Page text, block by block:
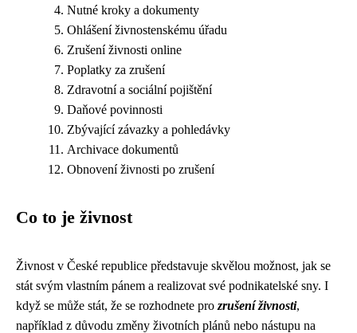
Nutné kroky a dokumenty
Ohlášení živnostenskému úřadu
Zrušení živnosti online
Poplatky za zrušení
Zdravotní a sociální pojištění
Daňové povinnosti
Zbývající závazky a pohledávky
Archivace dokumentů
Obnovení živnosti po zrušení
Co to je živnost
Živnost v České republice představuje skvělou možnost, jak se
stát svým vlastním pánem a realizovat své podnikatelské sny. I
když se může stát, že se rozhodnete pro zrušení živnosti,
například z důvodu změny životních plánů nebo nástupu na